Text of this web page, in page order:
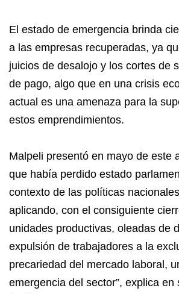
El estado de emergencia brinda
a las empresas recuperadas, ya
juicios de desalojo y los cortes de
de pago, algo que en una crisis
actual es una amenaza para la
estos emprendimientos.
Malpeli presentó en mayo de este
que había perdido estado
contexto de las políticas
aplicando, con el consiguiente
unidades productivas, oleadas de
expulsión de trabajadores a la
precariedad del mercado laboral,
emergencia del sector”, explica en